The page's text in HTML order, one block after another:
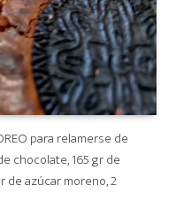
para relamerse de
chocolate, 165 gr de
de azúcar moreno, 2